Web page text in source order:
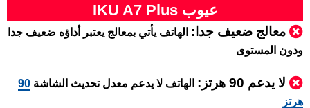
عيوب IKU A7 Plus
معالج ضعيف جدا: الهاتف يأتي بمعالج يعتبر أداؤه ضعيف جدا
ودون المستوى
لا يدعم 90 هرتز: الهاتف لا يدعم معدل تحديث الشاشة 90
هرتز